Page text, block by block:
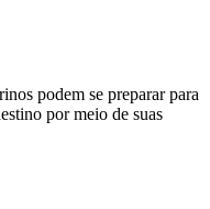
podem se preparar para
por meio de suas